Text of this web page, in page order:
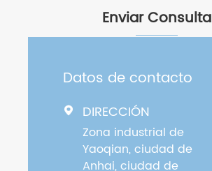
Enviar Consulta
Datos de contacto
 DIRECCIÓN
Zona industrial de
Yaoqian, ciudad de
Anhai, ciudad de